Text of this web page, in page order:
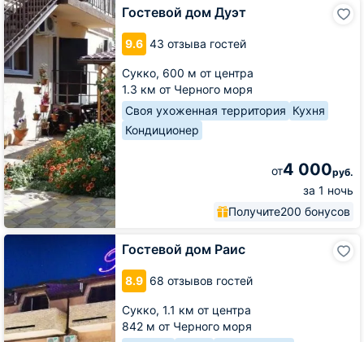
Гостевой дом Дуэт
9.6 43 отзыва гостей
Сукко, 600 м от центра
1.3 км от Черного моря
Своя ухоженная территория Кухня
Кондиционер
от4 000руб.
за 1 ночь
Получите200 бонусов
Гостевой
дом
Дуэт
Гостевой дом Раис
8.9 68 отзывов гостей
Сукко, 1.1 км от центра
842 м от Черного моря
Гостевой